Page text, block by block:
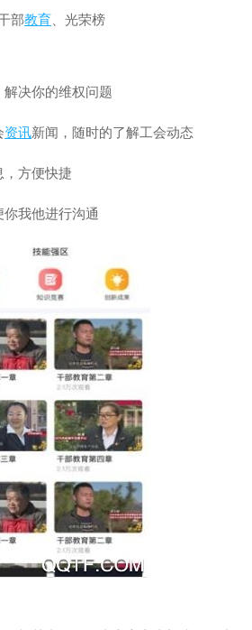
部教育 、光荣榜
决你的维权问题
资讯新闻，随时的了解工会动态
，方便快捷
我他进行沟通